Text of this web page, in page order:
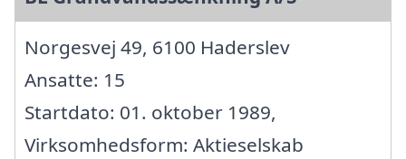
Norgesvej 49, 6100 Haderslev
Ansatte: 15
Startdato: 01. oktober 1989,
Virksomhedsform: Aktieselskab